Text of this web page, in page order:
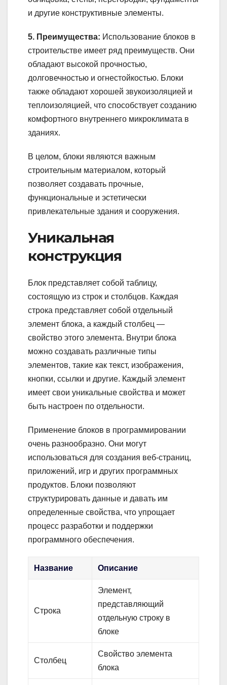
и другие конструктивные элементы.
5. Преимущества: Использование блоков в
строительстве имеет ряд преимуществ. Они
обладают высокой прочностью,
долговечностью и огнестойкостью. Блоки
также обладают хорошей звукоизоляцией и
теплоизоляцией, что способствует созданию
комфортного внутреннего микроклимата в
зданиях.
В целом, блоки являются важным
строительным материалом, который
позволяет создавать прочные,
функциональные и эстетически
привлекательные здания и сооружения.
Уникальная
конструкция
Блок представляет собой таблицу,
состоящую из строк и столбцов. Каждая
строка представляет собой отдельный
элемент блока, а каждый столбец —
свойство этого элемента. Внутри блока
можно создавать различные типы
элементов, такие как текст, изображения,
кнопки, ссылки и другие. Каждый элемент
имеет свои уникальные свойства и может
быть настроен по отдельности.
Применение блоков в программировании
очень разнообразно. Они могут
использоваться для создания веб-страниц,
приложений, игр и других программных
продуктов. Блоки позволяют
структурировать данные и давать им
определенные свойства, что упрощает
процесс разработки и поддержки
программного обеспечения.
Название Описание
Строка
Элемент,
представляющий
отдельную строку в
блоке
Столбец
Свойство элемента
блока